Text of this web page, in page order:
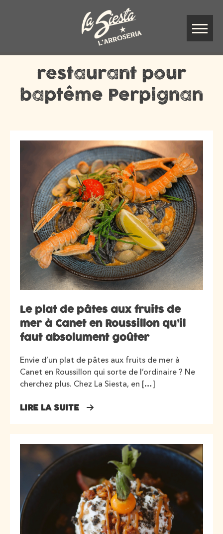
restaurant pour
baptême Perpignan
Le plat de pâtes aux fruits de
mer à Canet en Roussillon qu’il
faut absolument goûter
Envie d’un plat de pâtes aux fruits de mer à
Canet en Roussillon qui sorte de l’ordinaire ? Ne
cherchez plus. Chez La Siesta, en […]
LIRE LA SUITE